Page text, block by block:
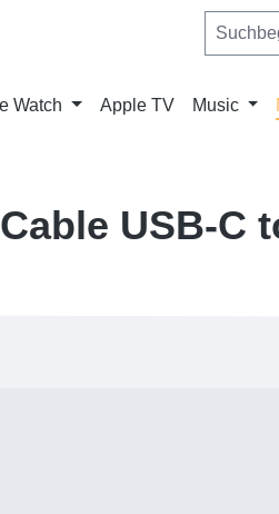
Watch Apple TV Music
USB-C